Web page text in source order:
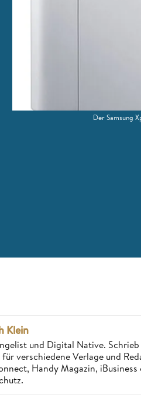
Der Samsung
Klein
und Digital Native.
verschiedene Verlage und
Handy Magazin,